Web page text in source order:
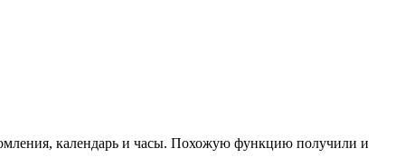
календарь и часы. Похожую функцию получили и